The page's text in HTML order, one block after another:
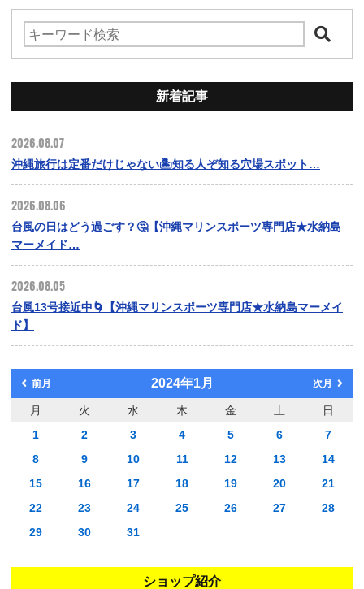
新着記事
2026.08.07
沖縄旅行は定番だけじゃない🏝️知る人ぞ知る穴場スポット…
2026.08.06
台風の日はどう過ごす？🤔【沖縄マリンスポーツ専門店★水納島
マーメイド…
2026.08.05
台風13号接近中🌀【沖縄マリンスポーツ専門店★水納島マーメイ
ド】
前月 2024年1月 次月
月 火 水 木 金 土
日
1
2 3 4 5 6
7
8
9 10 11 12 13
14
15
16 17 18 19 20
21
22
23 24 25 26 27
28
29
30 31
ショップ紹介